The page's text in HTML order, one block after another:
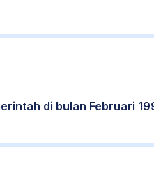
di bulan Februari